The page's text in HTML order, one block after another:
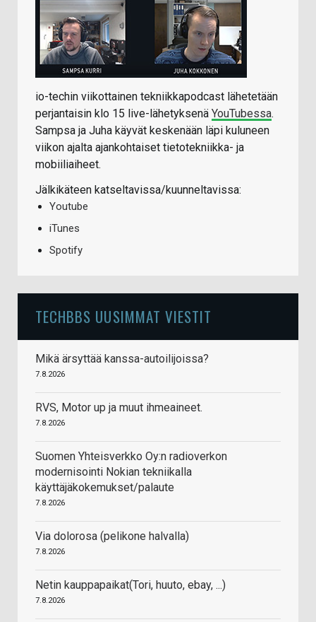
io-techin viikottainen tekniikkapodcast lähetetään
perjantaisin klo 15 live-lähetyksenä YouTubessa.
Sampsa ja Juha käyvät keskenään läpi kuluneen
viikon ajalta ajankohtaiset tietotekniikka- ja
mobiiliaiheet.
Jälkikäteen katseltavissa/kuunneltavissa:
Youtube
iTunes
Spotify
TECHBBS UUSIMMAT VIESTIT
Mikä ärsyttää kanssa-autoilijoissa?
7.8.2026
RVS, Motor up ja muut ihmeaineet.
7.8.2026
Suomen Yhteisverkko Oy:n radioverkon
modernisointi Nokian tekniikalla
käyttäjäkokemukset/palaute
7.8.2026
Via dolorosa (pelikone halvalla)
7.8.2026
Netin kauppapaikat(Tori, huuto, ebay, ...)
7.8.2026